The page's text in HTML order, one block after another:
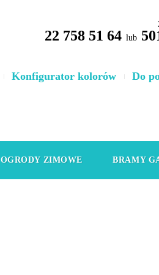
22 758 51 64 lub
Konfigurator kolorów Do
OGRODY ZIMOWE BRAMY